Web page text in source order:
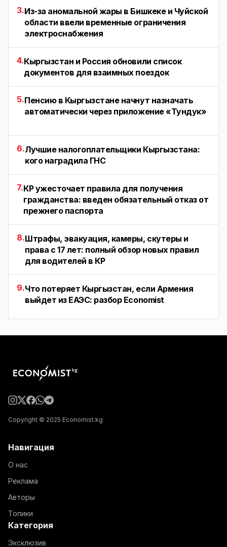
3.Из-за аномальной жары в Бишкеке и Чуйской
области ввели временные ограничения
электроснабжения
4.Кыргызстан и Россия обновили список
документов для взаимных поездок
5.Пенсию в Кыргызстане начнут назначать
автоматически через приложение «Тундук»
6.Лучшие налогоплательщики Кыргызстана:
кого наградила ГНС
7.КР ужесточает правила для получения
гражданства: введен обязательный отказ от
прежнего паспорта
8.Штрафы, эвакуация, камеры, скутеры и
права с 17 лет: полный обзор новых правил
для водителей в КР
9.Что потеряет Кыргызстан, если Армения
выйдет из ЕАЭС: разбор Economist
Copyright © 2025 Economist.kg
Навигация
О нас
Реклама
Авторы
Топики
Категория
Эксклюзив